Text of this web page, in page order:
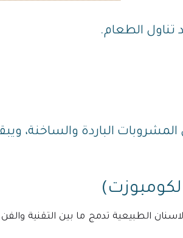
تناول الطعام.
المشروبات الباردة والساخنة،
الطبيعية تدمج ما بين التقنية